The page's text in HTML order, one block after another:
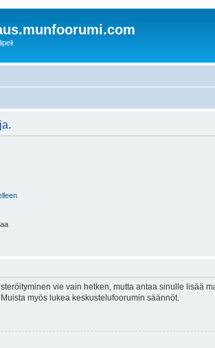
vie vain hetken, mutta antaa sinulle
myös lukea keskustelufoorumin säännöt.